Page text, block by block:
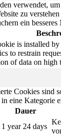
verwendet,
zu
ein
is installed
to restrain
of data on high
Cookies sind
eine Kategorie
Dauer
1 year 24 days